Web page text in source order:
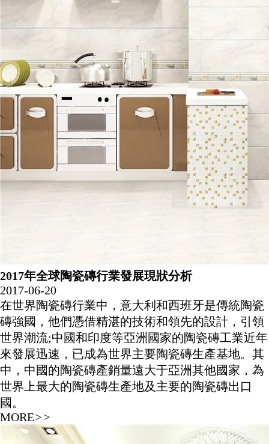
2017年全球陶瓷磚行業發展現狀分析
2017-06-20
在世界陶瓷磚行業中，意大利和西班牙是傳統陶瓷
磚強國，他們憑借精湛的技術和領先的設計，引領
世界潮流;中國和印度等亞洲國家的陶瓷磚工業近年
來發展迅速，已成為世界主要陶瓷磚生產基地。其
中，中國的陶瓷磚產銷量遠大于亞洲其他國家，為
世界上最大的陶瓷磚生產地及主要的陶瓷磚出口
國。
MORE>>